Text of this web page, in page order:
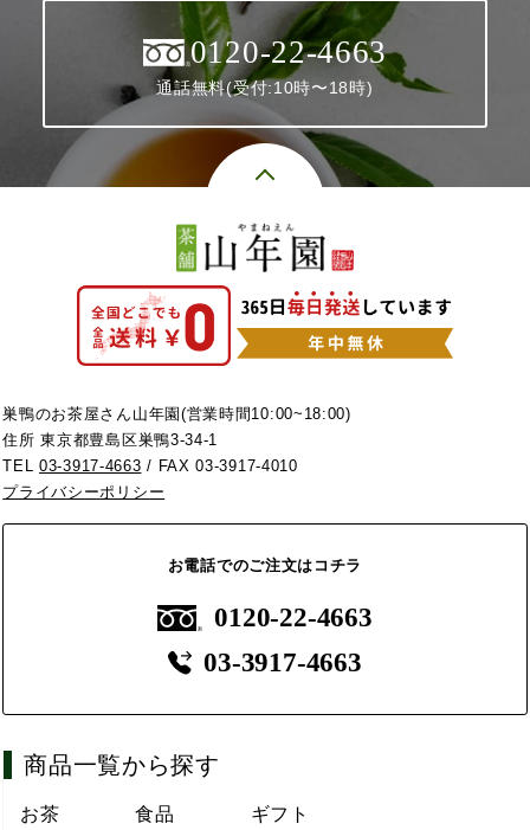
0120-22-4663
通話無料(受付:10時〜18時)
巣鴨のお茶屋さん山年園(営業時間10:00~18:00)
住所 東京都豊島区巣鴨3-34-1
TEL03-3917-4663 / FAX 03-3917-4010
プライバシーポリシー
お電話でのご注文はコチラ
0120-22-4663
03-3917-4663
商品一覧から探す
お茶 食品 ギフト